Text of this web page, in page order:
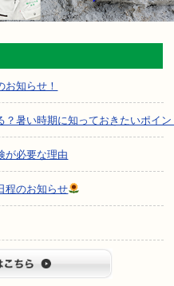
お知らせ！
？暑い時期に知っておきたいポイン
が必要な理由
程のお知らせ